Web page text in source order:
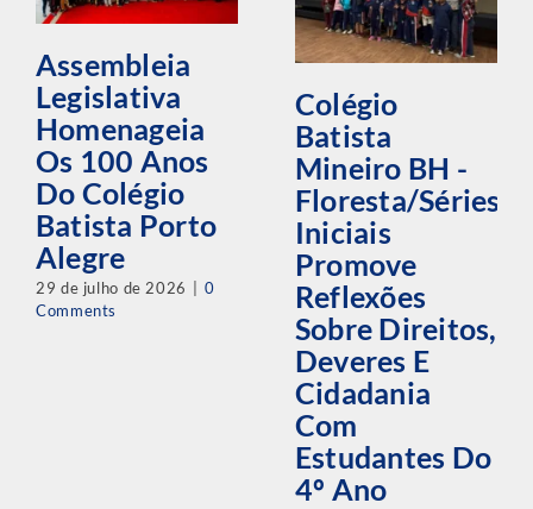
Assembleia
Legislativa
Homenageia
Os 100 Anos
Do Colégio
Batista Porto
Alegre
29 de julho de 2026
0
Comments
Colégio
Batista
Mineiro BH -
Floresta/Séries
Iniciais
Promove
Reflexões
Sobre Direitos,
Deveres E
Cidadania
Com
Estudantes Do
4º Ano